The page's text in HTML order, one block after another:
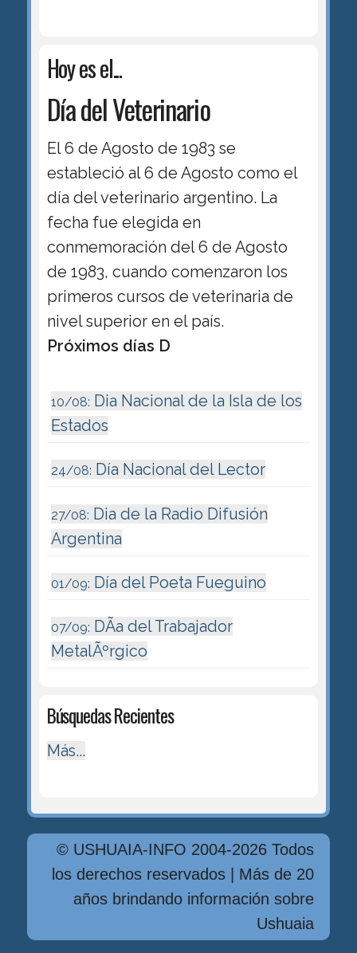
Hoy es el...
Día del Veterinario
El 6 de Agosto de 1983 se
estableció al 6 de Agosto como el
día del veterinario argentino. La
fecha fue elegida en
conmemoración del 6 de Agosto
de 1983, cuando comenzaron los
primeros cursos de veterinaria de
nivel superior en el país.
Próximos días D
10/08: Dia Nacional de la Isla de los
Estados
24/08: Día Nacional del Lector
27/08: Dia de la Radio Difusión
Argentina
01/09: Día del Poeta Fueguino
07/09: DÃ­a del Trabajador
MetalÃºrgico
Búsquedas Recientes
Más...
© USHUAIA-INFO 2004-2026 Todos
los derechos reservados | Más de 20
años brindando información sobre
Ushuaia